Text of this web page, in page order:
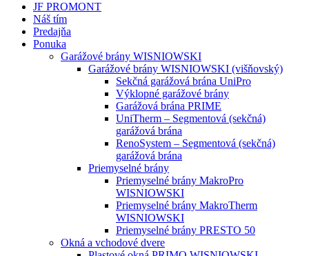
JF PROMONT
Náš tím
Predajňa
Ponuka
Garážové brány WISNIOWSKI
Garážové brány WISNIOWSKI (višňovský)
Sekčná garážová brána UniPro
Výklopné garážové brány
Garážová brána PRIME
UniTherm – Segmentová (sekčná)
garážová brána
RenoSystem – Segmentová (sekčná)
garážová brána
Priemyselné brány
Priemyselné brány MakroPro
WISNIOWSKI
Priemyselné brány MakroTherm
WISNIOWSKI
Priemyselné brány PRESTO 50
Okná a vchodové dvere